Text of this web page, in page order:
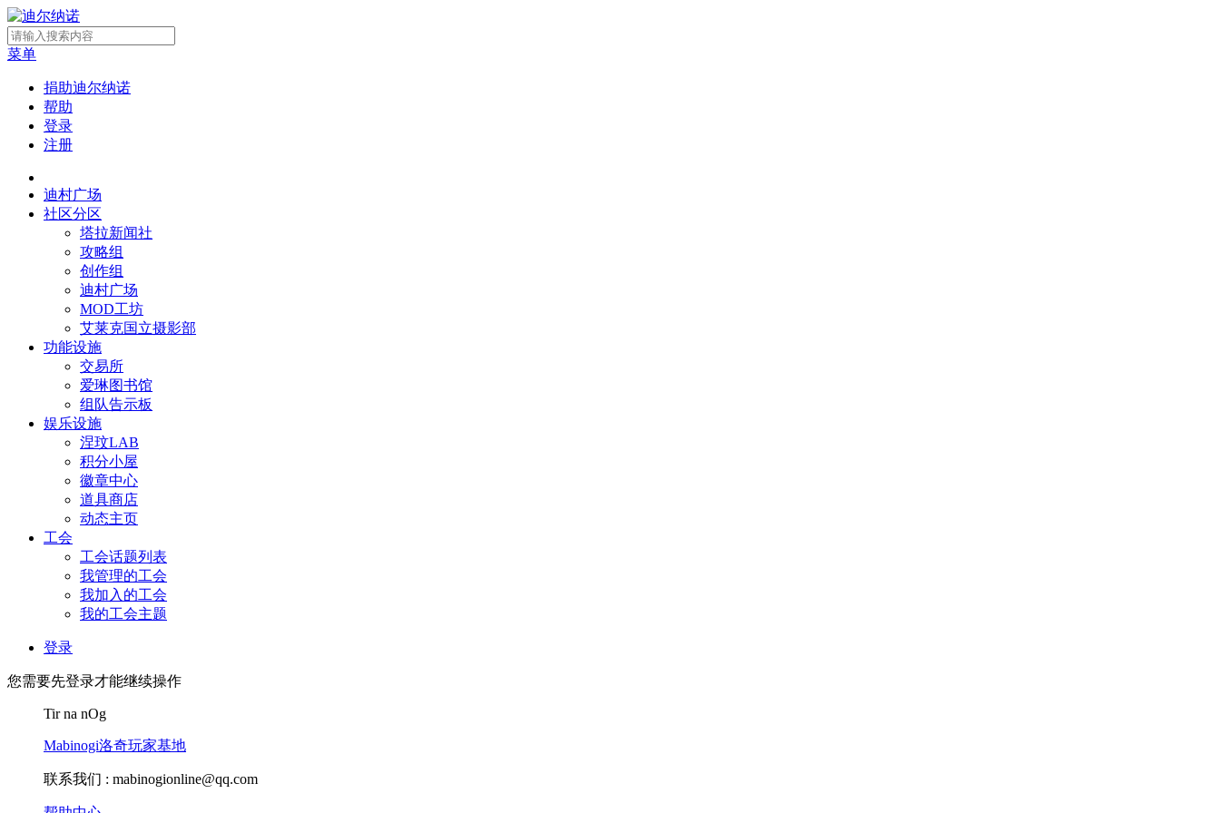
菜单
捐助迪尔纳诺
帮助
登录
注册
迪村广场
社区分区
塔拉新闻社
攻略组
创作组
迪村广场
MOD工坊
艾莱克国立摄影部
功能设施
交易所
爱琳图书馆
组队告示板
娱乐设施
涅玟LAB
积分小屋
徽章中心
道具商店
动态主页
工会
工会话题列表
我管理的工会
我加入的工会
我的工会主题
登录
您需要先登录才能继续操作
Tir na nOg
Mabinogi洛奇玩家基地
联系我们 : mabinogionline@qq.com